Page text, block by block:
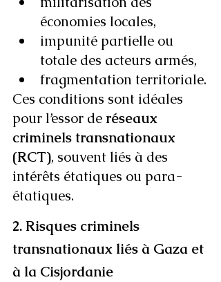
économies locales,
impunité partielle ou
totale des acteurs armés,
fragmentation territoriale.
Ces conditions sont idéales
pour l’essor de réseaux
criminels transnationaux
(RCT), souvent liés à des
intérêts étatiques ou para-
étatiques.
2. Risques criminels
transnationaux liés à Gaza et
à la Cisjordanie